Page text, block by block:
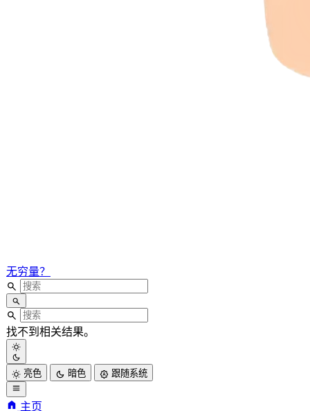
无穷量？
找不到相关结果。
亮色 暗色 跟随系统
主页